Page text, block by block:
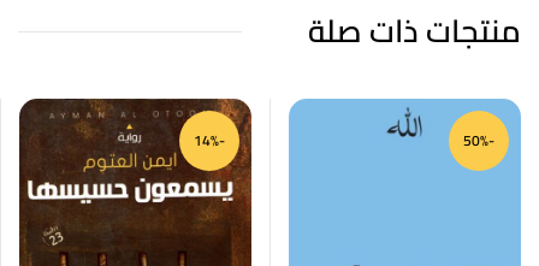
منتجات ذات صلة
-50%
-14%